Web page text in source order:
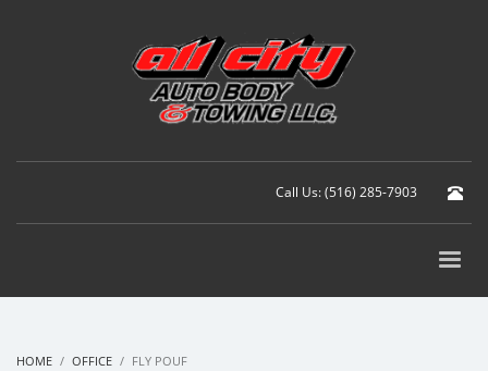
Call Us: (516) 285-7903
HOME OFFICE FLY POUF